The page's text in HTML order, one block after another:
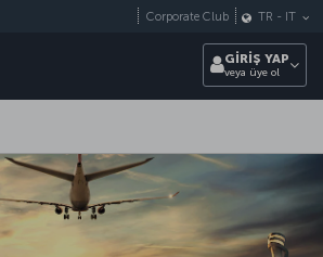
Corporate Club TR - IT
GİRİŞ YAP
veya üye ol